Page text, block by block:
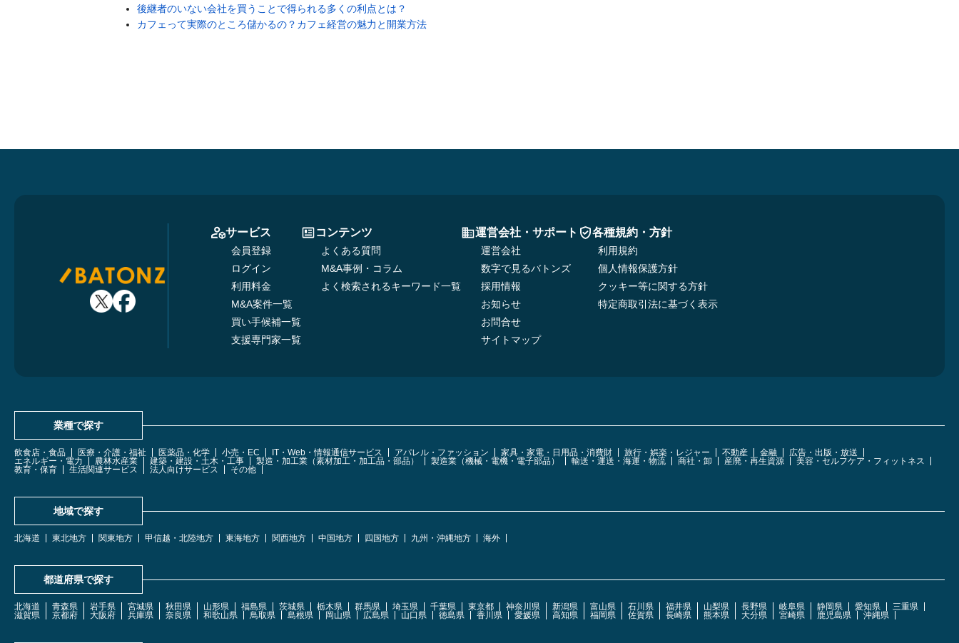
後継者のいない会社を買うことで得られる多くの利点とは？
カフェって実際のところ儲かるの？カフェ経営の魅力と開業方法
サービス
会員登録
ログイン
利用料金
M&A案件一覧
買い手候補一覧
支援専門家一覧
コンテンツ
よくある質問
M&A事例・コラム
よく検索されるキーワード一覧
運営会社・サポート
運営会社
数字で見るバトンズ
採用情報
お知らせ
お問合せ
サイトマップ
各種規約・方針
利用規約
個人情報保護方針
クッキー等に関する方針
特定商取引法に基づく表示
業種で探す
飲食店・食品 医療・介護・福祉 医薬品・化学 小売・EC IT・Web・情報通信サービス アパレル・ファッション 家具・家電・日用品・消費財 旅行・娯楽・レジャー 不動産 金融
広告・出版・放送
エネルギー・電力
農林水産業 建築・建設・土木・工事 製造・加工業（素材加工・加工品・部品） 製造業（機械・電機・電子部品） 輸送・運送・海運・物流 商社・卸 産廃・再生資源
美容・セルフケア・フィットネス
教育・保育
生活関連サービス 法人向けサービス その他
地域で探す
北海道 東北地方 関東地方 甲信越・北陸地方 東海地方 関西地方 中国地方 四国地方 九州・沖縄地方 海外
都道府県で探す
北海道 青森県 岩手県 宮城県 秋田県 山形県 福島県 茨城県 栃木県 群馬県 埼玉県 千葉県 東京都 神奈川県 新潟県 富山県 石川県 福井県 山梨県 長野県 岐阜県 静岡県 愛知県
三重県
滋賀県
京都府 大阪府 兵庫県 奈良県 和歌山県 鳥取県 島根県 岡山県 広島県 山口県 徳島県 香川県 愛媛県 高知県 福岡県 佐賀県 長崎県 熊本県 大分県 宮崎県 鹿児島県 沖縄県